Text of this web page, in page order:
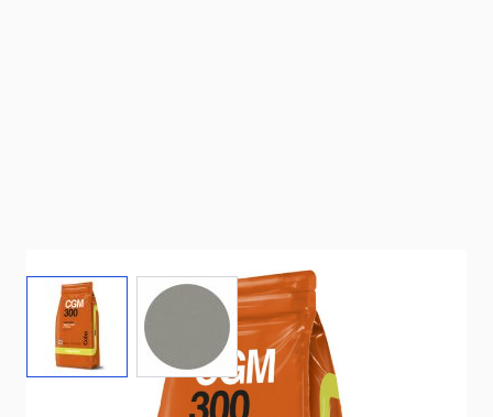
View larger imageView larger image